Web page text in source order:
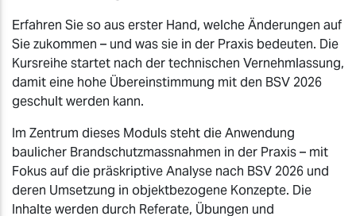
Erfahren Sie so aus erster Hand, welche Änderungen auf
Sie zukommen – und was sie in der Praxis bedeuten. Die
Kursreihe startet nach der technischen Vernehmlassung,
damit eine hohe Übereinstimmung mit den BSV 2026
geschult werden kann.
Im Zentrum dieses Moduls steht die Anwendung
baulicher Brandschutzmassnahmen in der Praxis – mit
Fokus auf die präskriptive Analyse nach BSV 2026 und
deren Umsetzung in objektbezogene Konzepte. Die
Inhalte werden durch Referate, Übungen und